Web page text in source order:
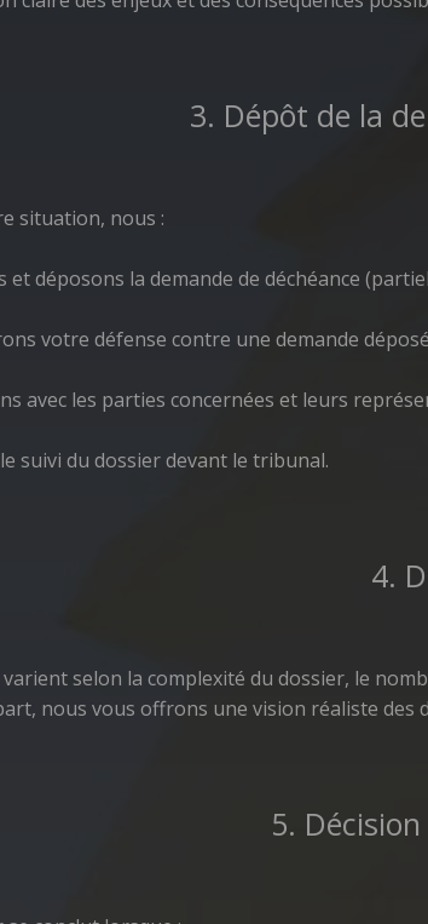
3. Dépôt de la
situation, nous :
et déposons la demande de déchéance
votre défense contre une demande
avec les parties concernées et leurs
suivi du dossier devant le tribunal.
4.
varient selon la complexité du dossier, le
nous vous offrons une vision réaliste des
5.